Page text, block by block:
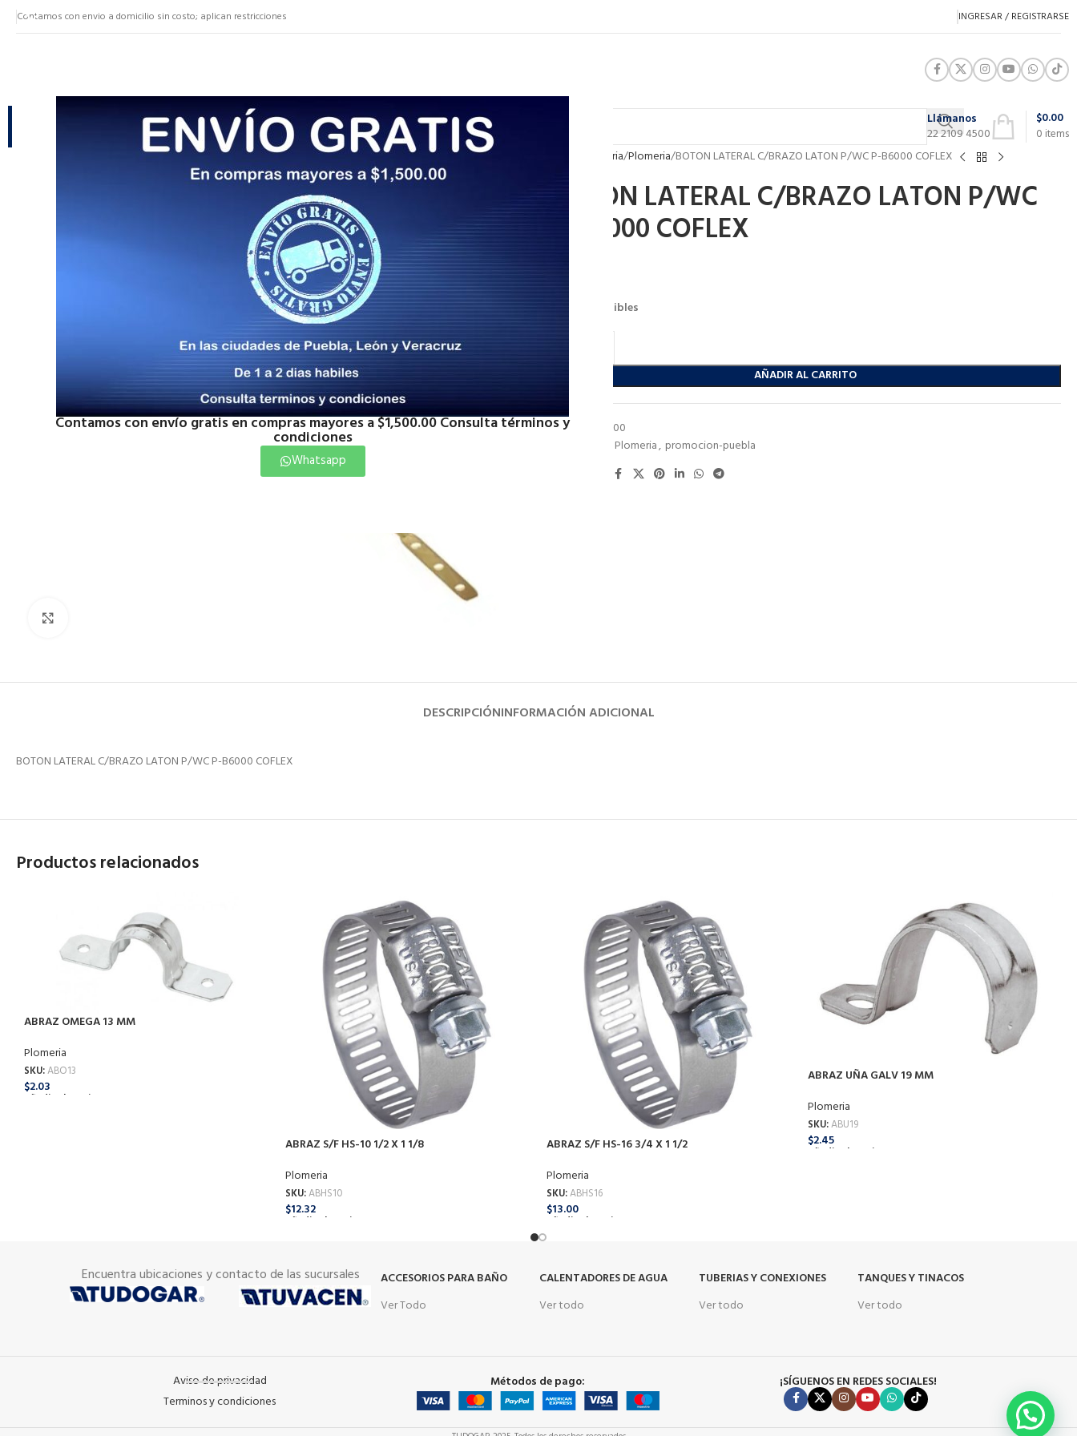
Contamos con envío gratis en compras mayores a $1,500.00 Consulta términos y
condiciones
Whatsapp
Contamos con envio a domicilio sin costo; aplican restricciones INGRESAR / REGISTRARSE
NUESTRAS CATEGORÍAS
CATEGORÍAS
Llámanos
22 2109 4500
0 items
$0.00
Plomeria Plomeria BOTON LATERAL C/BRAZO LATON P/WC P-B6000 COFLEX
BOTON LATERAL C/BRAZO LATON P/WC
P-B6000 COFLEX
11 disponibles
AÑADIR AL CARRITO
SKU:
CFPB6000
Plomeria, promocion-puebla
DESCRIPCIÓNINFORMACIÓN ADICIONAL
BOTON LATERAL C/BRAZO LATON P/WC P-B6000 COFLEX
Productos relacionados
ABRAZ OMEGA 13 MM
Plomeria
SKU:ABO13
$2.03
Añadir Al Carrito
ABRAZ S/F HS-10 1/2 X 1 1/8
Plomeria
SKU:ABHS10
$12.32
Añadir Al Carrito
ABRAZ S/F HS-16 3/4 X 1 1/2
Plomeria
SKU:ABHS16
$13.00
Añadir Al Carrito
ABRAZ UÑA GALV 19 MM
Plomeria
SKU:ABU19
$2.45
Añadir Al Carrito
Encuentra ubicaciones y contacto de las sucursales
ACCESORIOS PARA BAÑO
Ver Todo
CALENTADORES DE AGUA
Ver todo
TUBERIAS Y CONEXIONES
Ver todo
TANQUES Y TINACOS
Ver todo
Aviso de privacidad
Terminos y condiciones
Métodos de pago: ¡SÍGUENOS EN REDES SOCIALES!